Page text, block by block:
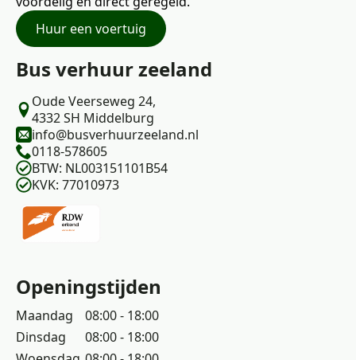
Huur een voertuig
Bus verhuur zeeland
Oude Veerseweg 24,
4332 SH Middelburg
info@busverhuurzeeland.nl
0118-578605
BTW: NL003151101B54
KVK: 77010973
Openingstijden
Maandag
Dinsdag
08:00 - 18:00
08:00 - 18:00